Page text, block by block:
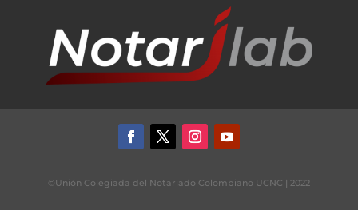
©Unión Colegiada del Notariado Colombiano UCNC | 2022